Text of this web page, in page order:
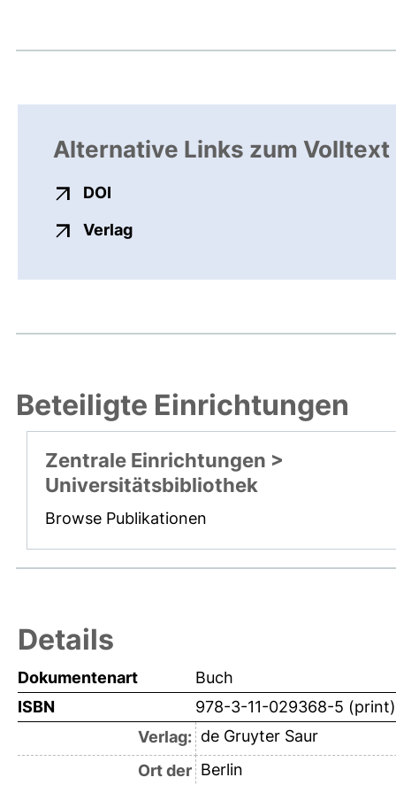
Alternative Links zum Volltext
DOI
Verlagexterner Link, öffnet neues
Beteiligte Einrichtungen
Zentrale Einrichtungen >
Universitätsbibliothek
Browse Publikationen
Details
Dokumentenart
Buch
ISBN
978-3-11-029368-5
Verlag: de Gruyter Saur
Ort der Berlin